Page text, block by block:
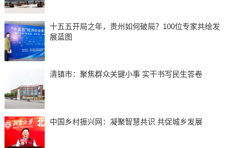
十五五开局之年，贵州如何破局？100位专家共绘发
展蓝图
清镇市：聚焦群众关键小事 实干书写民生答卷
中国乡村振兴网：凝聚智慧共识 共促城乡发展